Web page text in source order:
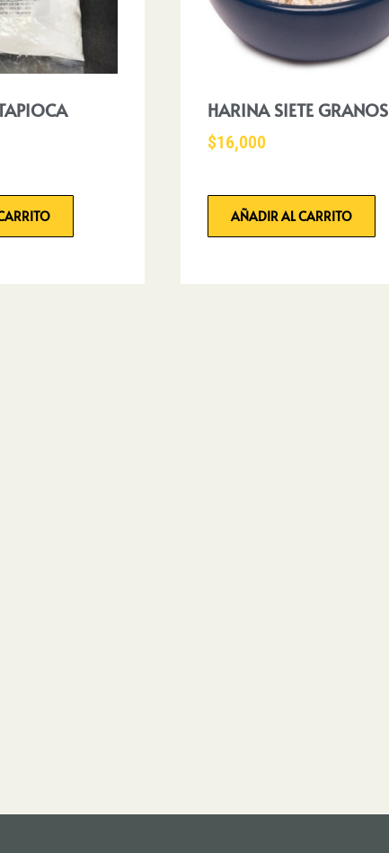
HARINA SIETE GRANOS
$16,000
AÑADIR AL CARRITO